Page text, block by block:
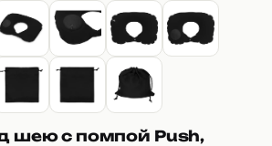
шею с помпой Push,